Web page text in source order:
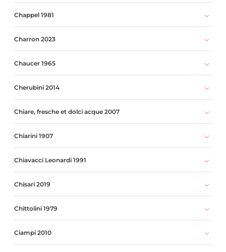
Chappel 1981
Charron 2023
Chaucer 1965
Cherubini 2014
Chiare, fresche et dolci acque 2007
Chiarini 1907
Chiavacci Leonardi 1991
Chisari 2019
Chittolini 1979
Ciampi 2010